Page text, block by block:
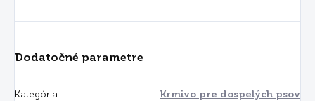
Dodatočné parametre
Kategória: Krmivo pre dospelých psov